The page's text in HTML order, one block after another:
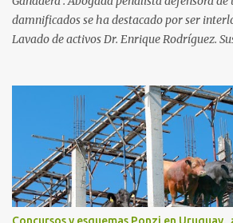
damnificados se ha destacado por ser
Lavado de activos Dr. Enrique Rodríguez.
esposas. Nacida en Vergara, departamento
hecho la carrera de policia y la de Doctora
Sociales para especializarse en Derecho
representado clientes de varios países,
y Europa. Es socia del Dr. Enrique Moller,
Presidente de la Asociación de Abogados
que la Dra Silvia Cuello vienen bregando